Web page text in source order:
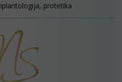
protetika